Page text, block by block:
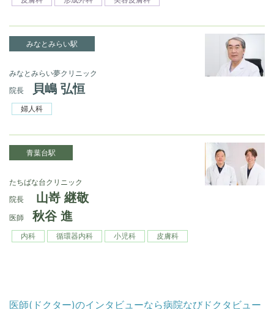
みなとみらい駅
みなとみらい夢クリニック
院長
貝嶋 弘恒
婦人科
青葉台駅
たちばな台クリニック
院長
山嵜 継敬
医師 秋谷 進
内科 循環器内科 小児科 皮膚科
医師(ドクター)のインタビューなら病院なびドクタビュー